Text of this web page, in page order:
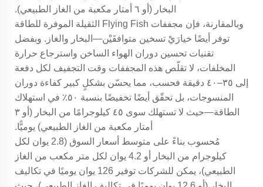
البخار (أو ٦ أمتار مكعبة من الغاز الطبيعي).
وبالمقارنة، فإن مجففات Flying Fish الثقيلة الموفرة للطاقة
توفر أيضًا خيارَيْ تسخين متوافقَيْن—البخار والغاز. وبفضل
تقنيات تحسين دوران الهواء الساخن واسترجاع حرارة
المخلفات، لا تقلّص هذه المجففات وقت التجفيف لكل دفعة
إلى ٣٥–٤٠ دقيقة فحسب، مما يحسّن بشكلٍ كبير كفاءة دوران
المنسوجات، بل تحقّق أيضًا تخفيضًا بنسبة ٥٠٪ في استهلاك
الطاقة—حيث لا تستهلك سوى ٤٥ كيلوجرامًا من البخار (أو ٣
أمتار مكعبة من الغاز الطبيعي) يوميًّا.
مُحسوب بناءً على متوسط أسعار السوق (2.8 يوان لكل
كيلوجرام من البخار أو 4.2 يوان لكل متر مكعب من الغاز
الطبيعي)، يمكن للشركات توفير 126 يوان يوميًا في تكاليف